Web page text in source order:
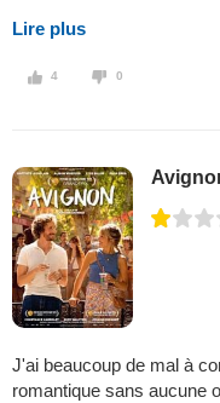
Lire plus
4 0
J'ai beaucoup de mal à
romantique sans aucune